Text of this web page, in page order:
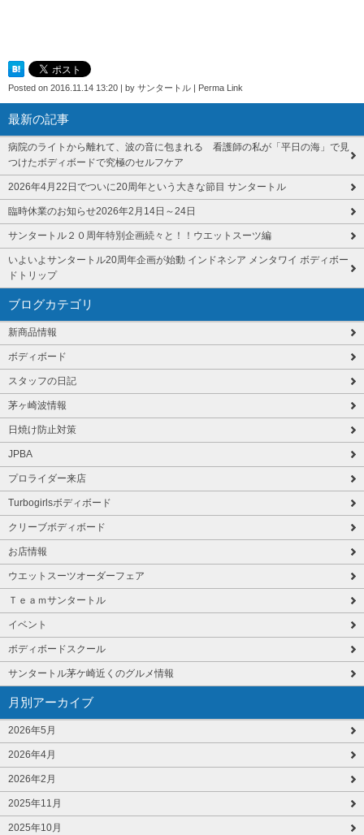
Posted on 2016.11.14 13:20 | by サンタートル | Perma Link
最新の記事
病院のライトから離れて、波の音に包まれる 看護師の私が「平日の海」で見
つけたボディボードで究極のセルフケア
2026年4月22日でついに20周年という大きな節目 サンタートル
臨時休業のお知らせ2026年2月14日～24日
サンタートル２０周年特別企画続々と！！ウエットスーツ編
いよいよサンタートル20周年企画が始動 インドネシア メンタワイ ボディボー
ドトリップ
ブログカテゴリ
新商品情報
ボディボード
スタッフの日記
茅ヶ崎波情報
日焼け防止対策
JPBA
プロライダー来店
Turbogirlsボディボード
クリーブボディボード
お店情報
ウエットスーツオーダーフェア
Ｔｅａｍサンタートル
イベント
ボディボードスクール
サンタートル茅ケ崎近くのグルメ情報
月別アーカイブ
2026年5月
2026年4月
2026年2月
2025年11月
2025年10月